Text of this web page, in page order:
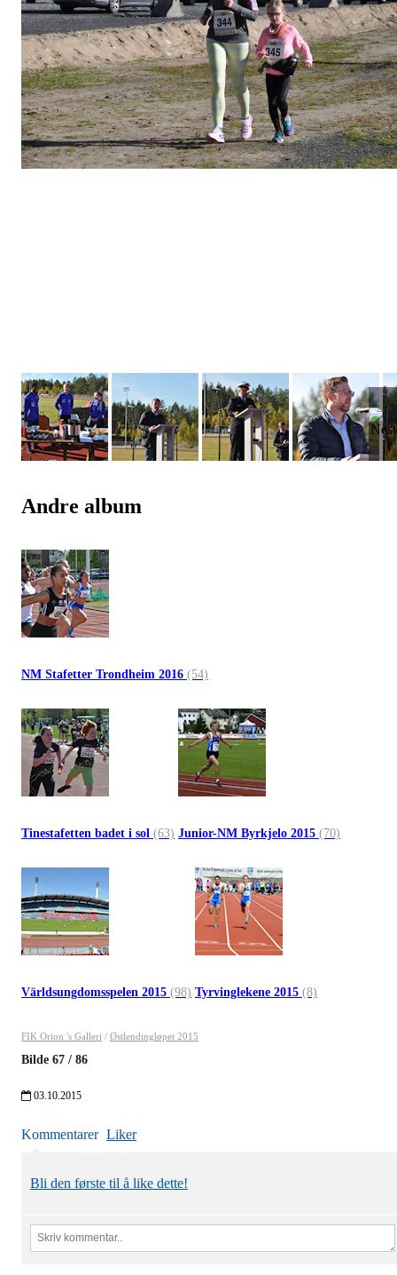
Andre album
NM Stafetter Trondheim 2016 (54)
Tinestafetten badet i sol (63) Junior-NM Byrkjelo 2015 (70)
Världsungdomsspelen 2015 (98) Tyrvinglekene 2015 (8)
FIK Orion 's Galleri / Østlendingløpet 2015
Bilde 67 / 86
03.10.2015
Kommentarer Liker
Bli den første til å like dette!